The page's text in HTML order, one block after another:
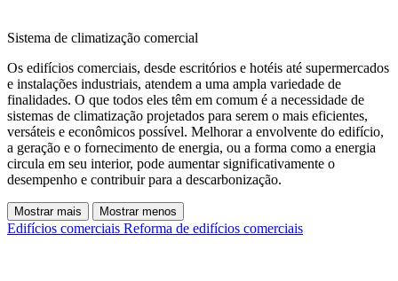
Sistema de climatização comercial
Os edifícios comerciais, desde escritórios e hotéis até supermercados
e instalações industriais, atendem a uma ampla variedade de
finalidades. O que todos eles têm em comum é a necessidade de
sistemas de climatização projetados para serem o mais eficientes,
versáteis e econômicos possível. Melhorar a envolvente do edifício,
a geração e o fornecimento de energia, ou a forma como a energia
circula em seu interior, pode aumentar significativamente o
desempenho e contribuir para a descarbonização.
Mostrar mais Mostrar menos
Edifícios comerciais Reforma de edifícios comerciais